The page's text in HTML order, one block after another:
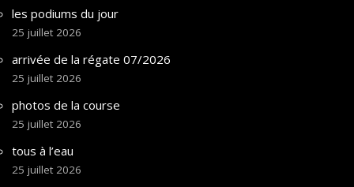
les podiums du jour
25 juillet 2026
arrivée de la régate 07/2026
25 juillet 2026
photos de la course
25 juillet 2026
tous à l’eau
25 juillet 2026